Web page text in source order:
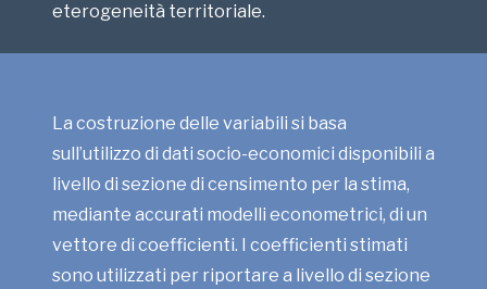
eterogeneità territoriale.
La costruzione delle variabili si basa
sull’utilizzo di dati socio-economici disponibili a
livello di sezione di censimento per la stima,
mediante accurati modelli econometrici, di un
vettore di coefficienti. I coefficienti stimati
sono utilizzati per riportare a livello di sezione